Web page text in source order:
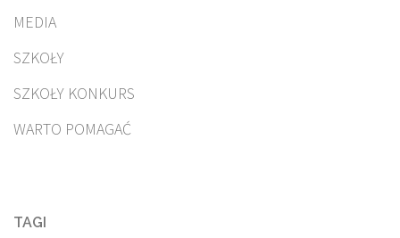
MEDIA
SZKOŁY
SZKOŁY KONKURS
WARTO POMAGAĆ
TAGI